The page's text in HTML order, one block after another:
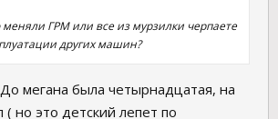
меняли ГРМ или все из мурзилки черпаете
других машин?
мегана была четырнадцатая, на
но это детский лепет по